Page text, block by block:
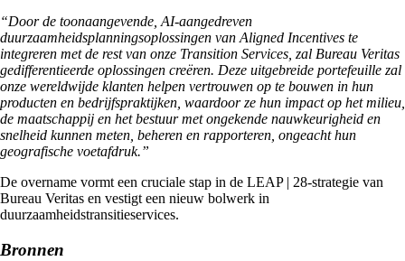
“Door de toonaangevende, AI-aangedreven
duurzaamheidsplanningsoplossingen van Aligned Incentives te
integreren met de rest van onze Transition Services, zal Bureau Veritas
gedifferentieerde oplossingen creëren. Deze uitgebreide portefeuille zal
onze wereldwijde klanten helpen vertrouwen op te bouwen in hun
producten en bedrijfspraktijken, waardoor ze hun impact op het milieu,
de maatschappij en het bestuur met ongekende nauwkeurigheid en
snelheid kunnen meten, beheren en rapporteren, ongeacht hun
geografische voetafdruk.”
De overname vormt een cruciale stap in de LEAP | 28-strategie van
Bureau Veritas en vestigt een nieuw bolwerk in
duurzaamheidstransitieservices.
Bronnen